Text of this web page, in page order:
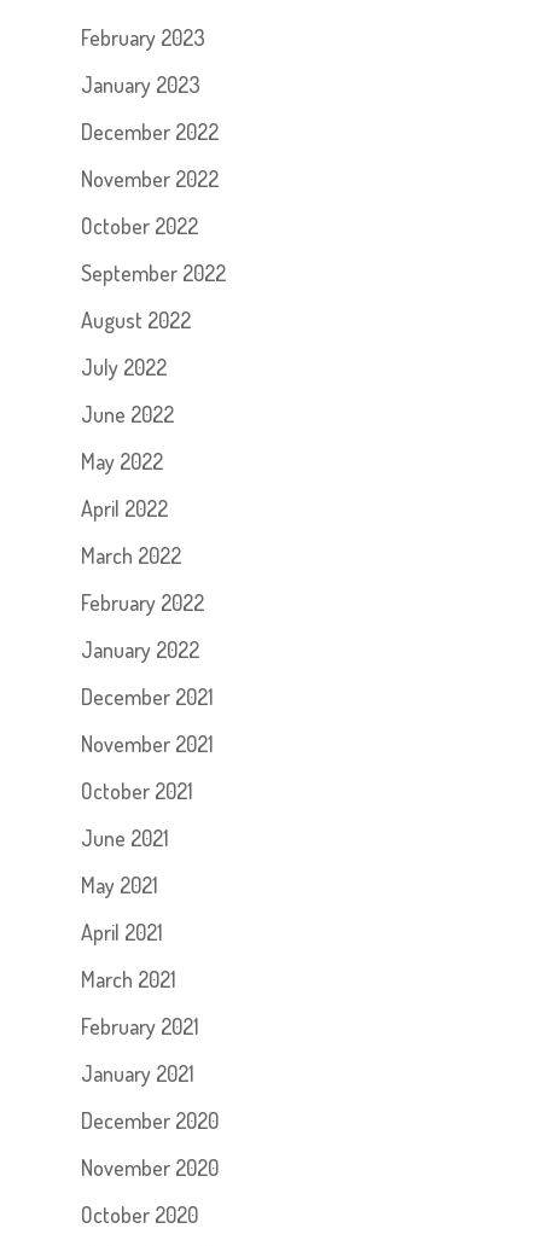
February 2023
January 2023
December 2022
November 2022
October 2022
September 2022
August 2022
July 2022
June 2022
May 2022
April 2022
March 2022
February 2022
January 2022
December 2021
November 2021
October 2021
June 2021
May 2021
April 2021
March 2021
February 2021
January 2021
December 2020
November 2020
October 2020